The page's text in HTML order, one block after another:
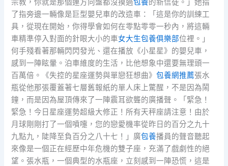
宗教，你就是那個連方向盤都沒摸過包養的新信徒。」她指
了指旁邊一輛像是巨型嬰兒車的改造車：「這是你的訓練工
具，從現在開始，你得學會如何在零點零零一秒內，將這輛
車精準停入對面的針眼大小的車女大生包養俱樂部位裡。」
何手殘看著那輛閃閃發光、還在播放《小星星》的嬰兒車，
感到一陣眩暈。泊車維度的生活，比他想象中還要無理頭一
百萬倍。《失控的星座運勢與單戀狂想曲》包養網推薦張水
瓶從他那張覆蓋著七層舊報紙的單人床上驚醒，不是因為鬧
鐘，而是因為屋頂傳來了一陣震耳欲聾的廣播聲。「緊急！
緊急！今日星座運勢超級大修正！所有天秤座請注意！由於
月球剛剛打了一個噴嚏，您的戀愛機率從昨日的百分之九十
九點九，陡降至負百分之八十七！」廣包養播員的聲音聽起
來像是一個正在經歷中年危機的雙子座，充滿了戲劇性的絕
望。張水瓶，一個典型的水瓶座，立刻感到一陣恐慌，這是